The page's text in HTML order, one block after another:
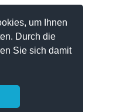
um Ihnen
Durch die
Sie sich damit